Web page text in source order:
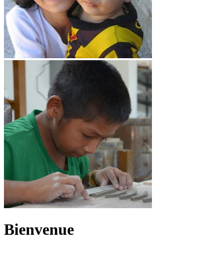
Bienvenue